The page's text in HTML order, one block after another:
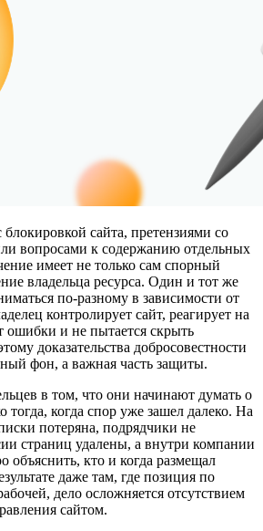
сайта, претензиями со
вопросами к содержанию отдельных
имеет не только сам спорный
владельца ресурса. Один и тот же
по-разному в зависимости от
контролирует сайт, реагирует на
ошибки и не пытается скрыть
доказательства добросовестности
фон, а важная часть защиты.
в том, что они начинают думать о
тогда, когда спор уже зашел далеко. На
потеряна, подрядчики не
страниц удалены, а внутри компании
объяснить, кто и когда размещал
даже там, где позиция по
дело осложняется отсутствием
сайтом.